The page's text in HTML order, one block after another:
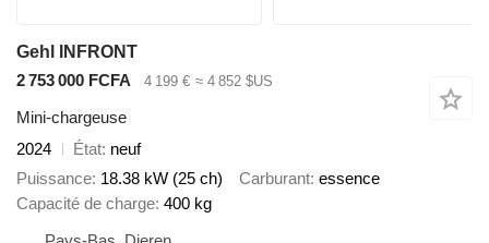
Gehl INFRONT
2 753 000 FCFA
4 199 € ≈ 4 852 $US
Mini-chargeuse
2024
État neuf
Puissance 18.38 kW (25 ch) Carburant essence
Capacité de charge 400 kg